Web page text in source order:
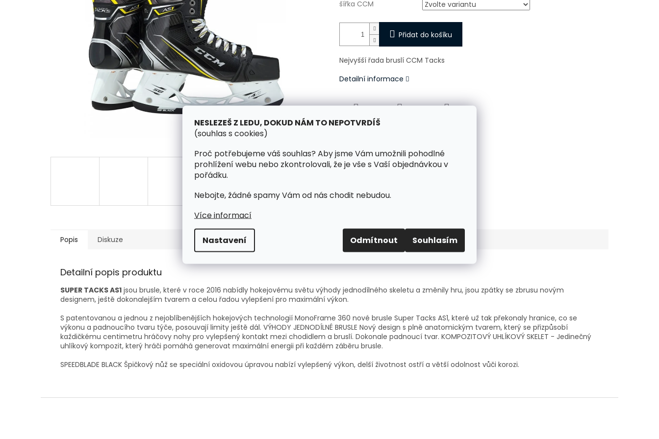
NESLEZEŠ Z LEDU, DOKUD NÁM TO NEPOTVRDÍŠ
(souhlas s cookies)
Proč potřebujeme váš souhlas? Aby jsme Vám umožnili pohodlné
prohlížení webu nebo zkontrolovali, že je vše s Vaší objednávkou v
pořádku.
Nebojte, žádné spamy Vám od nás chodit nebudou.
Více informací
Nastavení Odmítnout Souhlasím
šířka CCM
Přidat do košíku
Nejvyšší řada bruslí CCM Tacks
Detailní informace
TISK
Popis Diskuze
Detailní popis produktu
SUPER TACKS AS1 jsou brusle, které v roce 2016 nabídly hokejovému světu výhody jednodílného skeletu a změnily hru, jsou zpátky se zbrusu novým
designem, ještě dokonalejším tvarem a celou řadou vylepšení pro maximální výkon.
S patentovanou a jednou z nejoblíbenějších hokejových technologií MonoFrame 360 nové brusle Super Tacks AS1, které už tak překonaly hranice, co se
výkonu a padnoucího tvaru týče, posouvají limity ještě dál. VÝHODY JEDNODÍLNÉ BRUSLE Nový design s plně anatomickým tvarem, který se přizpůsobí
každičkému centimetru hráčovy nohy pro vylepšený kontakt mezi chodidlem a bruslí. Dokonale padnoucí tvar. KOMPOZITOVÝ UHLÍKOVÝ SKELET - Jedinečný
uhlíkový kompozit, který hráči pomáhá generovat maximální energii při každém záběru brusle.
SPEEDBLADE BLACK Špičkový nůž se speciální oxidovou úpravou nabízí vylepšený výkon, delší životnost ostří a větší odolnost vůči korozi.